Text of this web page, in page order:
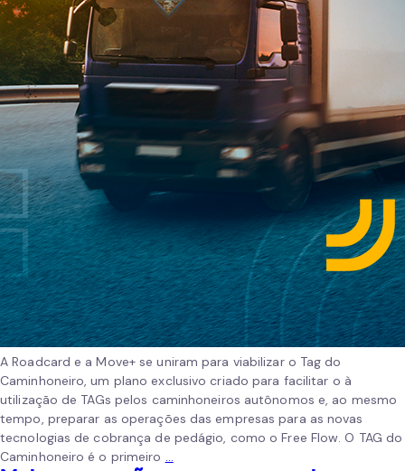
A Roadcard e a Move+ se uniram para viabilizar o Tag do
Caminhoneiro, um plano exclusivo criado para facilitar o à
utilização de TAGs pelos caminhoneiros autônomos e, ao mesmo
tempo, preparar as operações das empresas para as novas
tecnologias de cobrança de pedágio, como o Free Flow. O TAG do
Caminhoneiro é o primeiro …